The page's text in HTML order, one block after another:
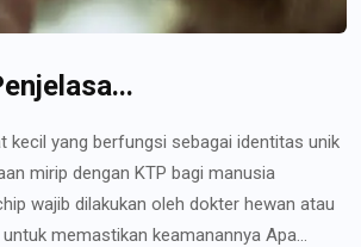
kecil yang berfungsi sebagai identitas unik
mirip dengan KTP bagi manusia
wajib dilakukan oleh dokter hewan atau
memastikan keamanannya Apa...